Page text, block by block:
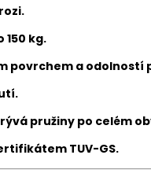
150 kg.
povrchem a odolností
pružiny po celém
TUV-GS.